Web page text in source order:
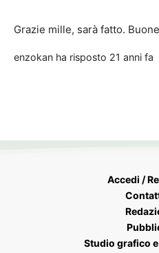
Grazie mille, sarà fatto.
enzokan ha risposto 21 anni fa
Accedi /
Studio grafico